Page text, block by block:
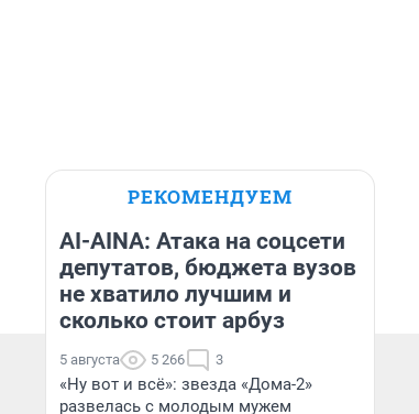
РЕКОМЕНДУЕМ
AI-AINA: Атака на соцсети
депутатов, бюджета вузов
не хватило лучшим и
сколько стоит арбуз
5 августа 5 266 3
«Ну вот и всё»: звезда «Дома-2»
развелась с молодым мужем